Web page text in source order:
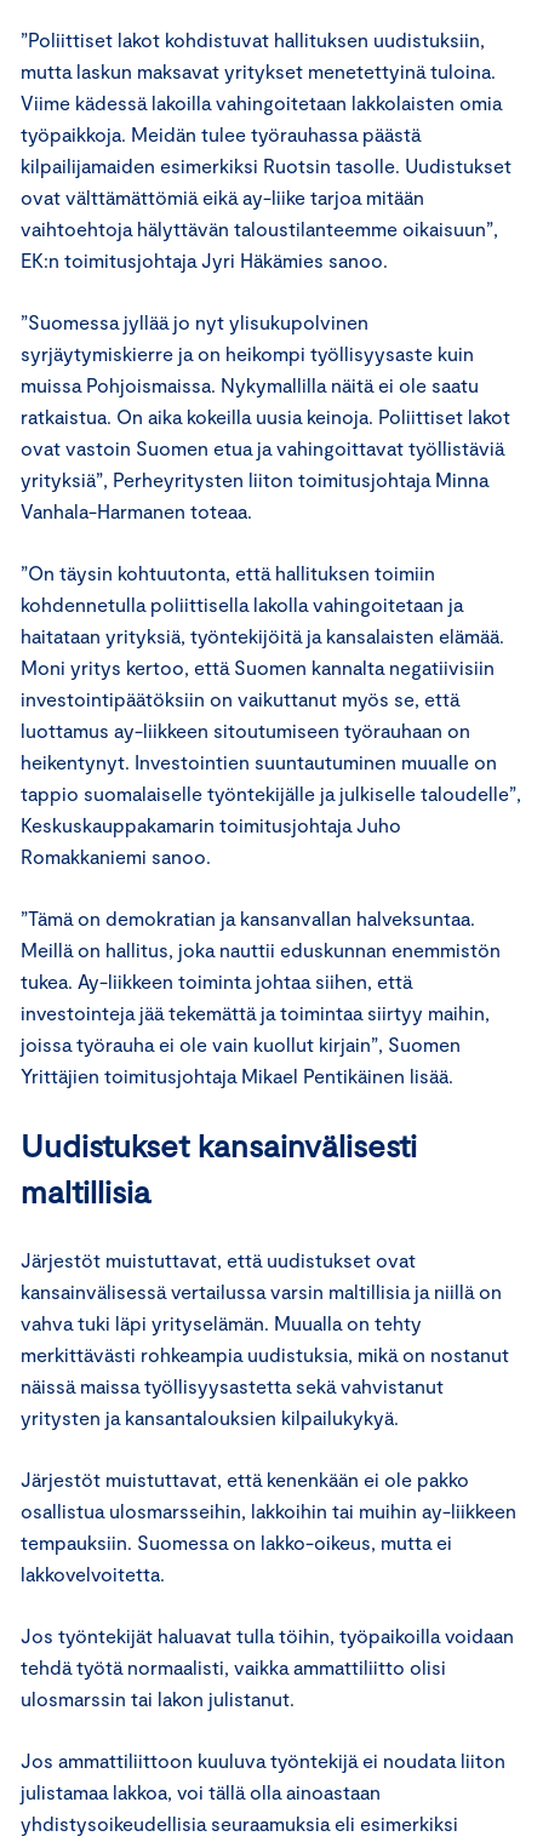
”Poliittiset lakot kohdistuvat hallituksen uudistuksiin,
mutta laskun maksavat yritykset menetettyinä tuloina.
Viime kädessä lakoilla vahingoitetaan lakkolaisten omia
työpaikkoja. Meidän tulee työrauhassa päästä
kilpailijamaiden esimerkiksi Ruotsin tasolle. Uudistukset
ovat välttämättömiä eikä ay-liike tarjoa mitään
vaihtoehtoja hälyttävän taloustilanteemme oikaisuun”,
EK:n toimitusjohtaja Jyri Häkämies sanoo.
”Suomessa jyllää jo nyt ylisukupolvinen
syrjäytymiskierre ja on heikompi työllisyysaste kuin
muissa Pohjoismaissa. Nykymallilla näitä ei ole saatu
ratkaistua. On aika kokeilla uusia keinoja. Poliittiset lakot
ovat vastoin Suomen etua ja vahingoittavat työllistäviä
yrityksiä”, Perheyritysten liiton toimitusjohtaja Minna
Vanhala-Harmanen toteaa.
”On täysin kohtuutonta, että hallituksen toimiin
kohdennetulla poliittisella lakolla vahingoitetaan ja
haitataan yrityksiä, työntekijöitä ja kansalaisten elämää.
Moni yritys kertoo, että Suomen kannalta negatiivisiin
investointipäätöksiin on vaikuttanut myös se, että
luottamus ay-liikkeen sitoutumiseen työrauhaan on
heikentynyt. Investointien suuntautuminen muualle on
tappio suomalaiselle työntekijälle ja julkiselle taloudelle”,
Keskuskauppakamarin toimitusjohtaja Juho
Romakkaniemi sanoo.
”Tämä on demokratian ja kansanvallan halveksuntaa.
Meillä on hallitus, joka nauttii eduskunnan enemmistön
tukea. Ay-liikkeen toiminta johtaa siihen, että
investointeja jää tekemättä ja toimintaa siirtyy maihin,
joissa työrauha ei ole vain kuollut kirjain”, Suomen
Yrittäjien toimitusjohtaja Mikael Pentikäinen lisää.
Uudistukset kansainvälisesti
maltillisia
Järjestöt muistuttavat, että uudistukset ovat
kansainvälisessä vertailussa varsin maltillisia ja niillä on
vahva tuki läpi yrityselämän. Muualla on tehty
merkittävästi rohkeampia uudistuksia, mikä on nostanut
näissä maissa työllisyysastetta sekä vahvistanut
yritysten ja kansantalouksien kilpailukykyä.
Järjestöt muistuttavat, että kenenkään ei ole pakko
osallistua ulosmarsseihin, lakkoihin tai muihin ay-liikkeen
tempauksiin. Suomessa on lakko-oikeus, mutta ei
lakkovelvoitetta.
Jos työntekijät haluavat tulla töihin, työpaikoilla voidaan
tehdä työtä normaalisti, vaikka ammattiliitto olisi
ulosmarssin tai lakon julistanut.
Jos ammattiliittoon kuuluva työntekijä ei noudata liiton
julistamaa lakkoa, voi tällä olla ainoastaan
yhdistysoikeudellisia seuraamuksia eli esimerkiksi